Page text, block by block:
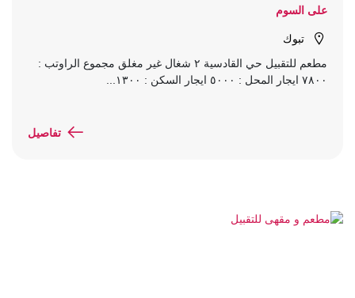
على السوم
تبوك
مطعم للتقبيل حي القادسية ٢ شغال غير مغلق مجموع الراوتب :
٧٨٠٠ ايجار المحل : ٥٠٠٠ ايجار السكن : ١٣٠٠...
تفاصيل